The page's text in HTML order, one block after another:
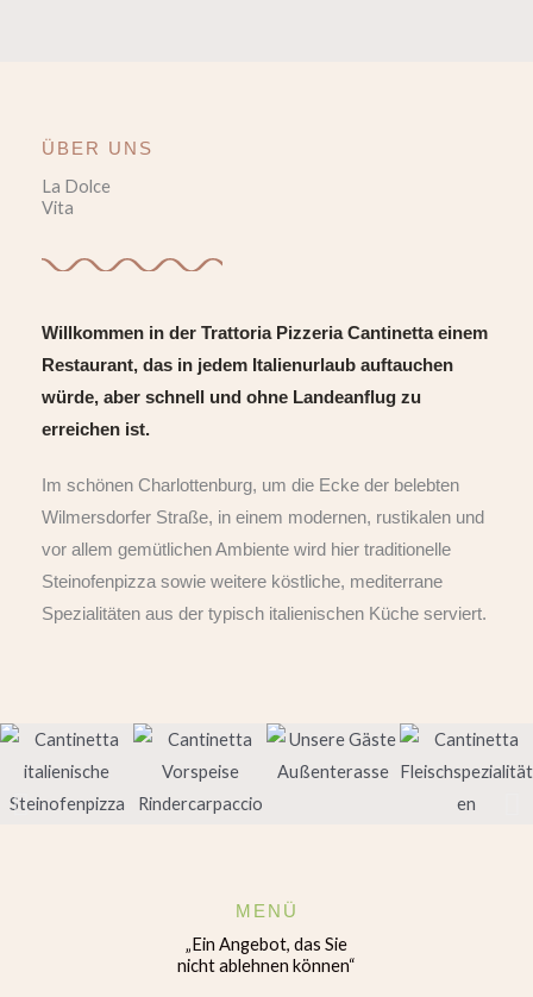
ÜBER UNS
La Dolce
Vita
Willkommen in der Trattoria Pizzeria Cantinetta einem
Restaurant, das in jedem Italienurlaub auftauchen
würde, aber schnell und ohne Landeanflug zu
erreichen ist.
Im schönen Charlottenburg, um die Ecke der belebten
Wilmersdorfer Straße, in einem modernen, rustikalen und
vor allem gemütlichen Ambiente wird hier traditionelle
Steinofenpizza sowie weitere köstliche, mediterrane
Spezialitäten aus der typisch italienischen Küche serviert.
MENÜ
„Ein Angebot, das Sie
nicht ablehnen können“